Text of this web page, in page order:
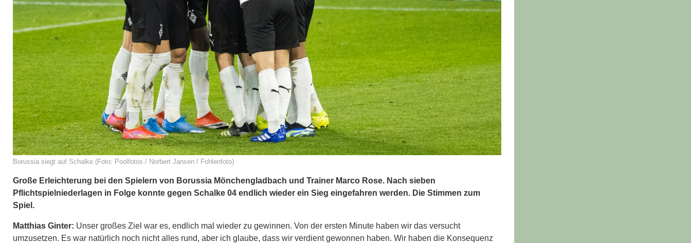
Borussia siegt auf Schalke (Foto: Poolfotos / Norbert Jansen / Fohlenfoto)
Große Erleichterung bei den Spielern von Borussia Mönchengladbach und Trainer Marco Rose. Nach sieben
Pflichtspielniederlagen in Folge konnte gegen Schalke 04 endlich wieder ein Sieg eingefahren werden. Die Stimmen zum
Spiel.
Matthias Ginter: Unser großes Ziel war es, endlich mal wieder zu gewinnen. Von der ersten Minute haben wir das versucht
umzusetzen. Es war natürlich noch nicht alles rund, aber ich glaube, dass wir verdient gewonnen haben. Wir haben die Konsequenz